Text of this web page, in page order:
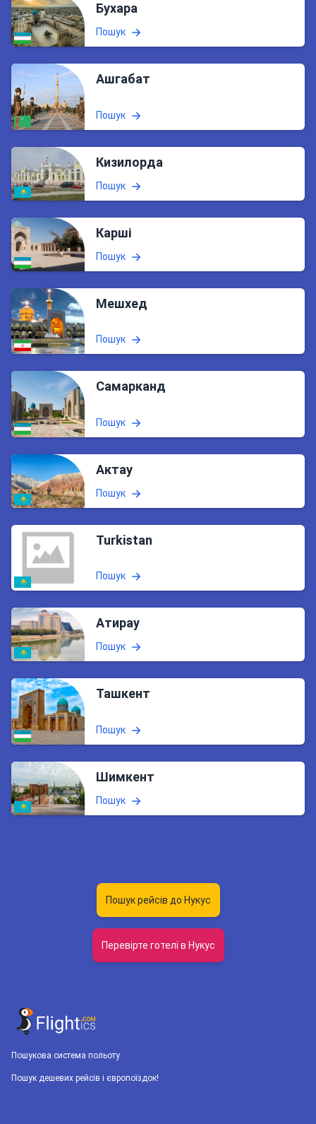
Бухара
Пошук
Ашгабат
Пошук
Кизилорда
Пошук
Карші
Пошук
Мешхед
Пошук
Самарканд
Пошук
Актау
Пошук
Turkistan
Пошук
Атирау
Пошук
Ташкент
Пошук
Шимкент
Пошук
Пошук рейсів до Нукус
Перевірте готелі в Нукус
Пошукова система польоту
Пошук дешевих рейсів і європоїздок!